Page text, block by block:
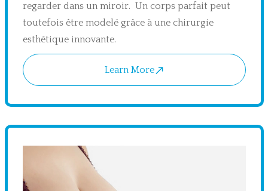
regarder dans un miroir. Un corps parfait peut
toutefois être modelé grâce à une chirurgie
esthétique innovante.
Learn More